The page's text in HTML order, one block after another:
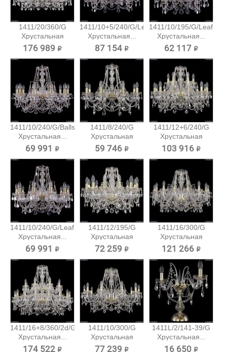
1411/20/360/G
Хрустальная
подвесная...
176 989 ₽
1411/10+5/240/G/Leafs
Хрустальная...
87 154 ₽
1411/10/195/G/Leafs
Хрустальная...
62 117 ₽
1411/10/240/G/Balls
Хрустальная...
69 991 ₽
1411/8/240/G
Хрустальная
подвесная...
59 746 ₽
1411/12+6/240/G
Хрустальная
подвесная...
103 916 ₽
1411/10/240/G/Leafs
Хрустальная...
69 991 ₽
1411/12/195/G
Хрустальная
подвесная...
72 259 ₽
1411/16/300/G
Хрустальная
подвесная...
121 266 ₽
1411/16+8/360/2d/G
Хрустальная...
174 522 ₽
1411/10/300/G
Хрустальная
подвесная...
77 239 ₽
1411L/2/141-39/G
Хрустальная...
16 650 ₽